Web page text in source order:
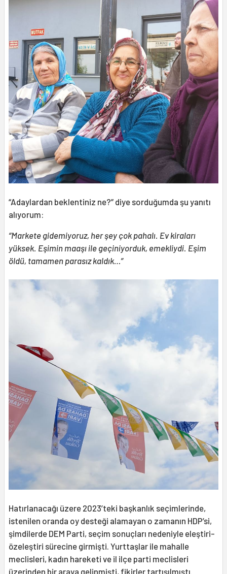
“Adaylardan beklentiniz ne?” diye sorduğumda şu yanıtı
alıyorum:
“Markete gidemiyoruz, her şey çok pahalı. Ev kiraları
yüksek. Eşimin maaşı ile geçiniyorduk, emekliydi. Eşim
öldü, tamamen parasız kaldık…”
Hatırlanacağı üzere 2023’teki başkanlık seçimlerinde,
istenilen oranda oy desteği alamayan o zamanın HDP’si,
şimdilerde DEM Parti, seçim sonuçları nedeniyle eleştiri-
özeleştiri sürecine girmişti. Yurttaşlar ile mahalle
meclisleri, kadın hareketi ve il ilçe parti meclisleri
üzerinden bir araya gelinmişti, fikirler tartışılmıştı.